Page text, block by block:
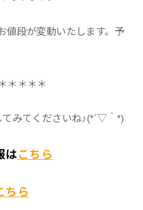
値段が変動いたします。予
＊＊＊＊
みてくださいね♪(*´▽｀*)
はこちら
ちら